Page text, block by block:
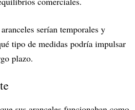
serían temporales y
tipo de medidas podría impulsar
plazo.